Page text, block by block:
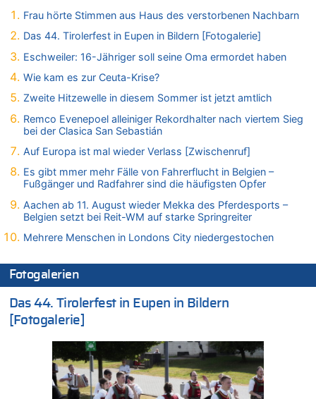
07.08.2026 - 00:50 von WK zu
Wie kam es zur Ceuta-Krise?
07.08.2026 - 00:06 von 5/11 zu
Mehrere Menschen in Londons City niedergestochen
06.08.2026 - 23:25 von WK zu
FIFA-Spitze demonstriert Einigkeit trotz Kritik und neuer
Vorwürfe gegen Präsident Gianni Infantino
06.08.2026 - 22:48 von DG zu
FIFA-Spitze demonstriert Einigkeit trotz Kritik und neuer
06.08.2026 - 22:07 von DR ALBERN zu
Vorwürfe gegen Präsident Gianni Infantino
06.08.2026 - 21:27 von klar zu
Mehrere Menschen in Londons City niedergestochen
06.08.2026 - 21:19 von Ach zu
Zweite Hitzewelle in diesem Sommer ist jetzt amtlich
06.08.2026 - 21:16 von michlaustderaffe zu
Zweite Hitzewelle in diesem Sommer ist jetzt amtlich
06.08.2026 - 21:14 von Ach zu
Aachen ab 11. August wieder Mekka des Pferdesports –
Belgien setzt bei Reit-WM auf starke Springreiter
Frau hörte Stimmen aus Haus des verstorbenen Nachbarn
Das 44. Tirolerfest in Eupen in Bildern [Fotogalerie]
Eschweiler: 16-Jähriger soll seine Oma ermordet haben
Wie kam es zur Ceuta-Krise?
Zweite Hitzewelle in diesem Sommer ist jetzt amtlich
Remco Evenepoel alleiniger Rekordhalter nach viertem Sieg
bei der Clasica San Sebastián
Auf Europa ist mal wieder Verlass [Zwischenruf]
Es gibt mmer mehr Fälle von Fahrerflucht in Belgien –
Fußgänger und Radfahrer sind die häufigsten Opfer
Aachen ab 11. August wieder Mekka des Pferdesports –
Belgien setzt bei Reit-WM auf starke Springreiter
Mehrere Menschen in Londons City niedergestochen
Fotogalerien
Das 44. Tirolerfest in Eupen in Bildern
[Fotogalerie]